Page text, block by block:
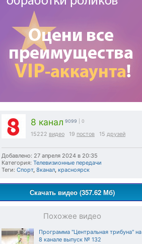
8 канал 9099 | 0
15222 видео 19 постов 15 друзей
Добавлено: 27 апреля 2024 в 20:35
Категория: Телевизионные передачи
Теги: Спорт, 8канал, красноярск
Скачать видео (357.62 Мб)
Похожее видео
Программа "Центральная трибуна" на
8 канале выпуск № 132